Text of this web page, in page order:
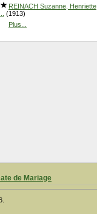
REINACH Suzanne, Henriette,
(1913)
Plus...
de Mariage